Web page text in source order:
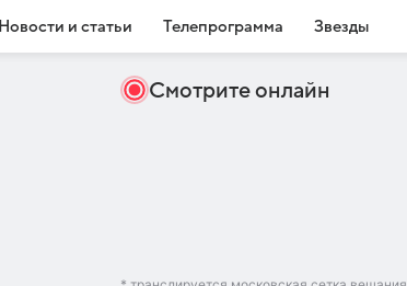
Новости и статьи Телепрограмма Звезды
Смотрите онлайн